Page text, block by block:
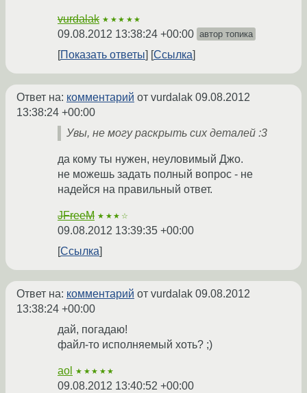
vurdalak ★★★★★
09.08.2012 13:38:24 +00:00 автор топика
Показать ответы Ссылка
Ответ на: комментарий от vurdalak 09.08.2012
13:38:24 +00:00
Увы, не могу раскрыть сих деталей :3
да кому ты нужен, неуловимый Джо.
не можешь задать полный вопрос - не
надейся на правильный ответ.
JFreeM ★★★☆
09.08.2012 13:39:35 +00:00
Ссылка
Ответ на: комментарий от vurdalak 09.08.2012
13:38:24 +00:00
дай, погадаю!
файл-то исполняемый хоть? ;)
aol ★★★★★
09.08.2012 13:40:52 +00:00